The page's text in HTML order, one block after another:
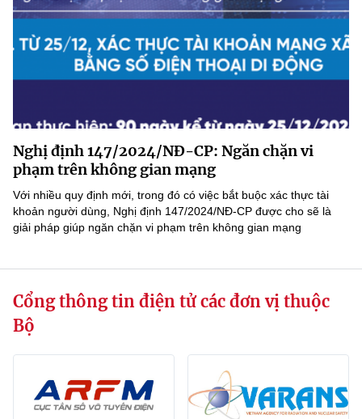
Nghị định 147/2024/NĐ-CP: Ngăn chặn vi
phạm trên không gian mạng
Với nhiều quy định mới, trong đó có việc bắt buộc xác thực tài
khoản người dùng, Nghị định 147/2024/NĐ-CP được cho sẽ là
giải pháp giúp ngăn chặn vi phạm trên không gian mạng
Cổng thông tin điện tử các đơn vị thuộc
Bộ